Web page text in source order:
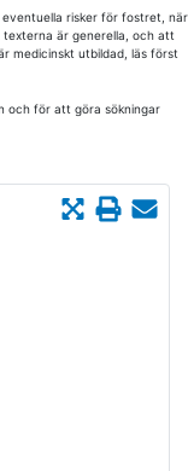
risker för fostret, när
är generella, och att
medicinskt utbildad, läs först
och för att göra sökningar